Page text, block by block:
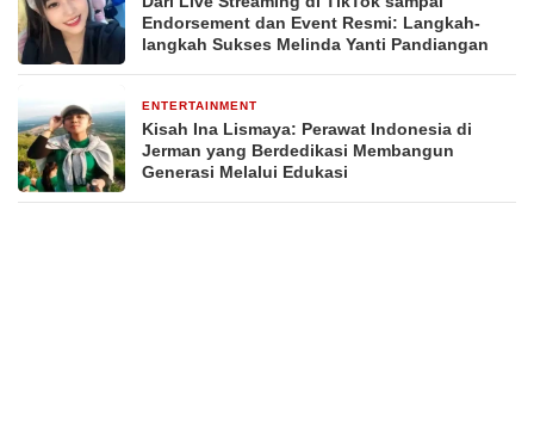
Endorsement dan Event Resmi: Langkah-
langkah Sukses Melinda Yanti Pandiangan
ENTERTAINMENT
Kisah Ina Lismaya: Perawat Indonesia di
Jerman yang Berdedikasi Membangun
Generasi Melalui Edukasi